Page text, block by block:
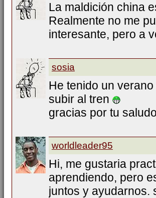
La maldición china
Realmente no me
interesante, pero a
sosia
He tenido un
subir al tren
gracias por tu saludo
worldleader95
Hi, me gustaria
aprendiendo, pero
juntos y ayudarnos.